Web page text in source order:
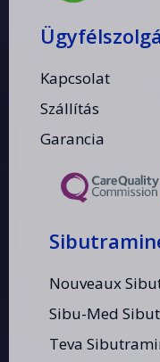
Kapcsolat
Szállítás
Garancia
Nouveaux
Sibu-Med
Teva